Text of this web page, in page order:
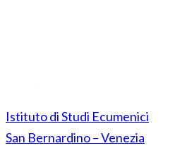
Istituto di Studi Ecumenici
San Bernardino – Venezia